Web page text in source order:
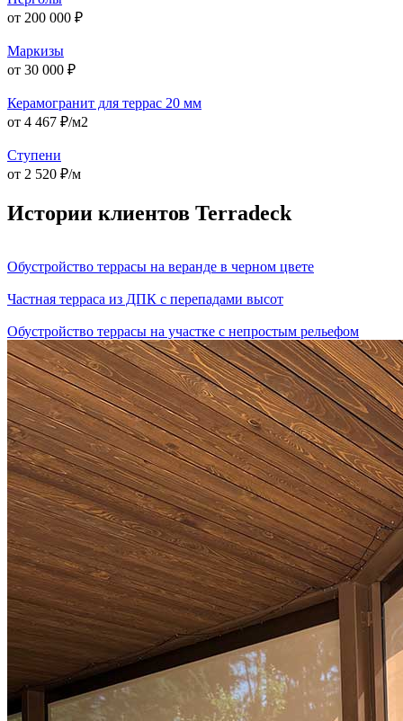
от 200 000 ₽
Маркизы
от 30 000 ₽
Керамогранит для террас 20 мм
от 4 467 ₽/м2
Ступени
от 2 520 ₽/м
Истории клиентов Terradeck
Обустройство террасы на веранде в черном цвете
Частная терраса из ДПК с перепадами высот
Обустройство террасы на участке с непростым рельефом